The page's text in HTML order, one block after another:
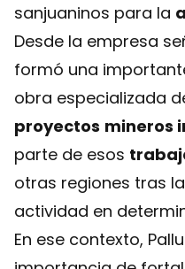
sanjuaninos para la
Desde la empresa
formó una
obra especializada
proyectos mineros
parte de esos
otras regiones tras
actividad en
En ese contexto,